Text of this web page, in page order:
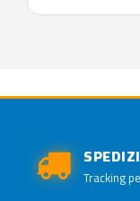
Tracking